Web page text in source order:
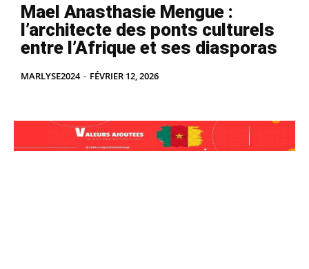
Mael Anasthasie Mengue :
l’architecte des ponts culturels
entre l’Afrique et ses diasporas
MARLYSE2024 - FÉVRIER 12, 2026